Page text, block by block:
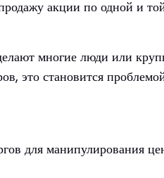
акции по одной и
многие люди или
это становится
для манипулирования